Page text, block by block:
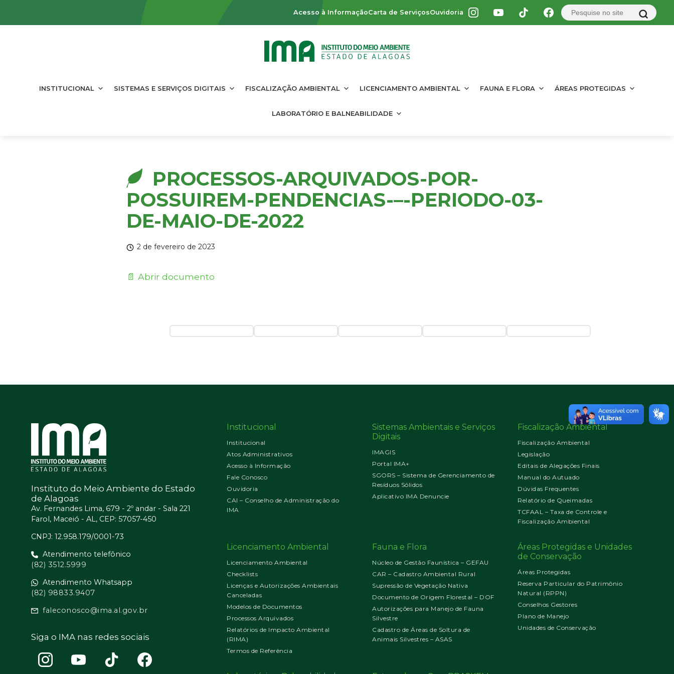
Acesso à InformaçãoCarta de ServiçosOuvidoria
INSTITUCIONAL SISTEMAS E SERVIÇOS DIGITAIS FISCALIZAÇÃO AMBIENTAL LICENCIAMENTO AMBIENTAL FAUNA E FLORA ÁREAS PROTEGIDAS
LABORATÓRIO E BALNEABILIDADE
PROCESSOS-ARQUIVADOS-POR-
POSSUIREM-PENDENCIAS-–-PERIODO-03-
DE-MAIO-DE-2022
2 de fevereiro de 2023
📄 Abrir documento
Instituto do Meio Ambiente do Estado
de Alagoas
Av. Fernandes Lima, 679 - 2º andar - Sala 221
Farol, Maceió - AL, CEP: 57057-450
CNPJ: 12.958.179/0001-73
Atendimento telefônico
(82) 3512.5999
Atendimento Whatsapp
(82) 98833.9407
faleconosco@ima.al.gov.br
Siga o IMA nas redes sociais
Institucional
Institucional
Atos Administrativos
Acesso à Informação
Fale Conosco
Ouvidoria
CAI – Conselho de Administração do
IMA
Sistemas Ambientais e Serviços
Digitais
IMAGIS
Portal IMA+
SGORS – Sistema de Gerenciamento de
Resíduos Sólidos
Aplicativo IMA Denuncie
Fiscalização Ambiental
Fiscalização Ambiental
Legislação
Editais de Alegações Finais
Manual do Autuado
Dúvidas Frequentes
Relatório de Queimadas
TCFAAL – Taxa de Controle e
Fiscalização Ambiental
Licenciamento Ambiental
Licenciamento Ambiental
Checklists
Licenças e Autorizações Ambientais
Canceladas
Modelos de Documentos
Processos Arquivados
Relatórios de Impacto Ambiental
(RIMA)
Termos de Referência
Fauna e Flora
Núcleo de Gestão Faunística – GEFAU
CAR – Cadastro Ambiental Rural
Supressão de Vegetação Nativa
Documento de Origem Florestal – DOF
Autorizações para Manejo de Fauna
Silvestre
Cadastro de Áreas de Soltura de
Animais Silvestres – ASAS
Áreas Protegidas e Unidades
de Conservação
Áreas Protegidas
Reserva Particular do Patrimônio
Natural (RPPN)
Conselhos Gestores
Plano de Manejo
Unidades de Conservação